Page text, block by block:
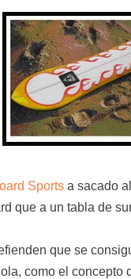
Sports a sacado
que a un tabla de
que se
como el concepto